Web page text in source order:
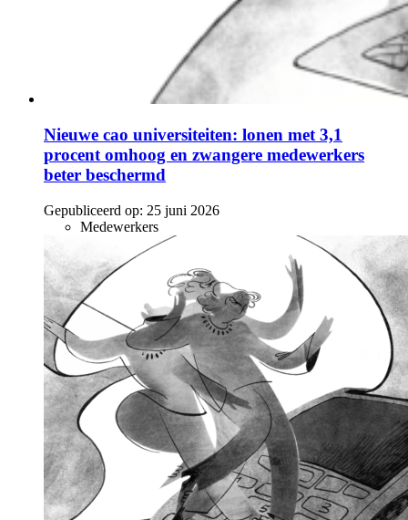
Nieuwe cao universiteiten: lonen met 3,1
procent omhoog en zwangere medewerkers
beter beschermd
Gepubliceerd op: 25 juni 2026
Medewerkers